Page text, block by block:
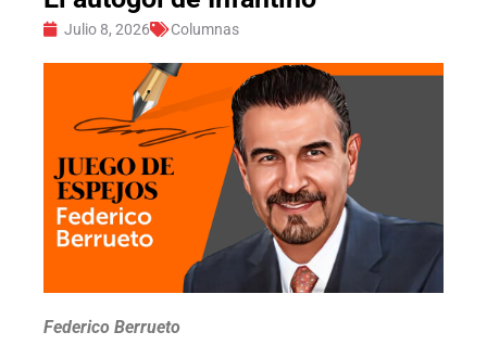
Julio 8, 2026 Columnas
Federico Berrueto